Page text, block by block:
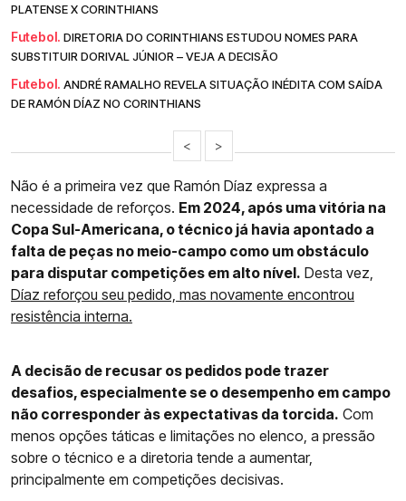
PLATENSE X CORINTHIANS
Futebol. DIRETORIA DO CORINTHIANS ESTUDOU NOMES PARA
SUBSTITUIR DORIVAL JÚNIOR – VEJA A DECISÃO
Futebol. ANDRÉ RAMALHO REVELA SITUAÇÃO INÉDITA COM SAÍDA
DE RAMÓN DÍAZ NO CORINTHIANS
< >
Não é a primeira vez que Ramón Díaz expressa a
necessidade de reforços. Em 2024, após uma vitória na
Copa Sul-Americana, o técnico já havia apontado a
falta de peças no meio-campo como um obstáculo
para disputar competições em alto nível. Desta vez,
Díaz reforçou seu pedido, mas novamente encontrou
resistência interna.
A decisão de recusar os pedidos pode trazer
desafios, especialmente se o desempenho em campo
não corresponder às expectativas da torcida. Com
menos opções táticas e limitações no elenco, a pressão
sobre o técnico e a diretoria tende a aumentar,
principalmente em competições decisivas.